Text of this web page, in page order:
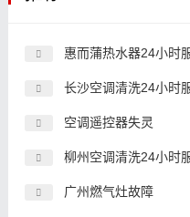
惠而蒲热水器24小时
长沙空调清洗24小时
空调遥控器失灵
柳州空调清洗24小时
广州燃气灶故障